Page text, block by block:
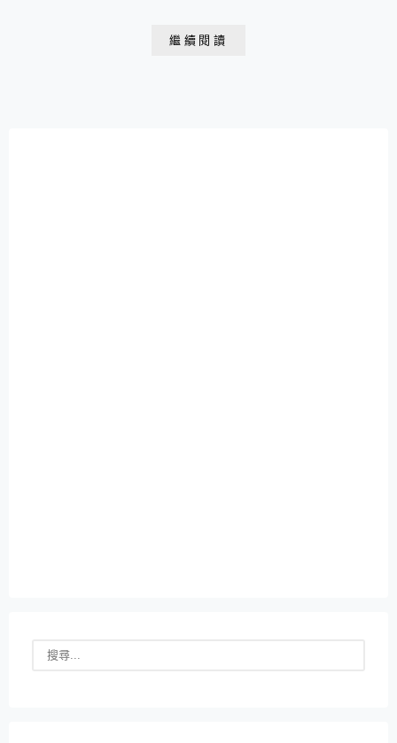
繼續閱讀